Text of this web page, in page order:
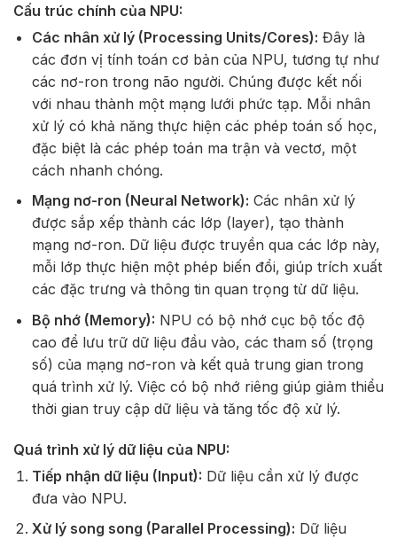
Cấu trúc chính của NPU:
Các nhân xử lý (Processing Units/Cores): Đây là
các đơn vị tính toán cơ bản của NPU, tương tự như
các nơ-ron trong não người. Chúng được kết nối
với nhau thành một mạng lưới phức tạp. Mỗi nhân
xử lý có khả năng thực hiện các phép toán số học,
đặc biệt là các phép toán ma trận và vectơ, một
cách nhanh chóng.
Mạng nơ-ron (Neural Network): Các nhân xử lý
được sắp xếp thành các lớp (layer), tạo thành
mạng nơ-ron. Dữ liệu được truyền qua các lớp này,
mỗi lớp thực hiện một phép biến đổi, giúp trích xuất
các đặc trưng và thông tin quan trọng từ dữ liệu.
Bộ nhớ (Memory): NPU có bộ nhớ cục bộ tốc độ
cao để lưu trữ dữ liệu đầu vào, các tham số (trọng
số) của mạng nơ-ron và kết quả trung gian trong
quá trình xử lý. Việc có bộ nhớ riêng giúp giảm thiểu
thời gian truy cập dữ liệu và tăng tốc độ xử lý.
Quá trình xử lý dữ liệu của NPU:
Tiếp nhận dữ liệu (Input): Dữ liệu cần xử lý được
đưa vào NPU.
Xử lý song song (Parallel Processing): Dữ liệu